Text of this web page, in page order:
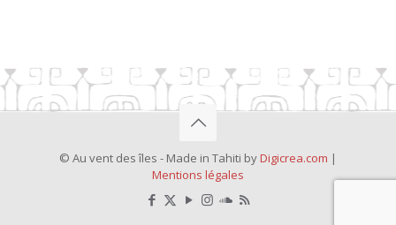
© Au vent des îles - Made in Tahiti byDigicrea.com |
Mentions légales